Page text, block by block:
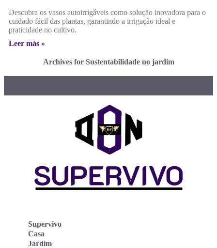
Descubra os vasos autoirrigáveis como solução inovadora para o
cuidado fácil das plantas, garantindo a irrigação ideal e
praticidade no cultivo.
Leer más »
Archives for Sustentabilidade no jardim
Supervivo
Casa
Jardim